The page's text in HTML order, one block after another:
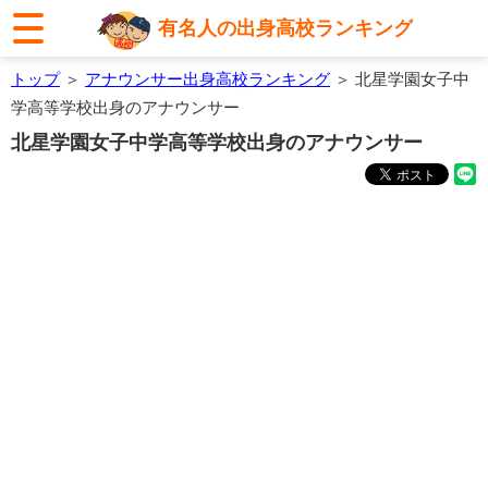
有名人の出身高校ランキング
トップ＞ アナウンサー出身高校ランキング ＞ 北星学園女子中
学高等学校出身のアナウンサー
北星学園女子中学高等学校出身のアナウンサー